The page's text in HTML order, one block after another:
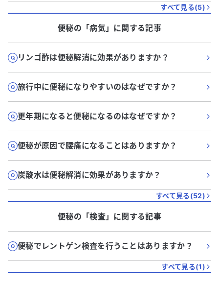
すべて見る(5)
便秘の「病気」に関する記事
リンゴ酢は便秘解消に効果がありますか？
旅行中に便秘になりやすいのはなぜですか？
更年期になると便秘になるのはなぜですか？
便秘が原因で腰痛になることはありますか？
炭酸水は便秘解消に効果がありますか？
すべて見る(52)
便秘の「検査」に関する記事
便秘でレントゲン検査を行うことはありますか？
すべて見る(1)